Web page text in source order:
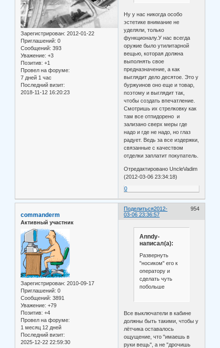
Зарегистрирован: 2012-01-22
Приглашений: 0
Сообщений: 393
Уважение: +3
Позитив: +1
Провел на форуме:
7 дней 1 час
Последний визит:
2018-11-12 16:20:23
Ну у нас никогда особо
эстетике внимание не
уделяли, только
функционалу.У нас всегда
оружие было утилитарной
вещью, которая должна
выполнять свое
предназначение, а как
выглядит дело десятое. Это у
буржуинов оно еще и товар,
поэтому и выглядит так,
чтобы создать впечатление.
Смотришь их стрелковку как
там все отпидорено и
зализано сверх меры где
надо и где не надо, но глаз
радует. Ведь за все издержки,
связанные с качеством
отделки заплатит покупатель.
Отредактировано UncleVadim
(2012-03-06 23:34:18)
0
Поделиться 954
2012-
03-06 23:36:57
commanderm
Активный участник
Зарегистрирован: 2010-09-17
Приглашений: 0
Сообщений: 3891
Уважение: +79
Позитив: +4
Провел на форуме:
1 месяц 12 дней
Последний визит:
2025-12-22 22:59:30
Anndy-
написал(а):
Развернуть
"носиком" его к
оператору и
сделать чуть
побольше
Все выключатели в кабине
должны быть такими, чтобы у
лётчика оставалось
ощущение, что "имаешь в
руки вещь", а не "дрочишь